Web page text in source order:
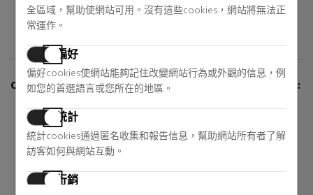
全區域，幫助使網站可用。沒有這些cookies，網站將無法正
常運作。
偏好
偏好cookies使網站能夠記住改變網站行為或外觀的信息，例
如您的首選語言或您所在的地區。
統計
統計cookies通過匿名收集和報告信息，幫助網站所有者了解
訪客如何與網站互動。
行銷
CUSTOMERS WHO BUY THIS ITEM ALSO BOUGHT: